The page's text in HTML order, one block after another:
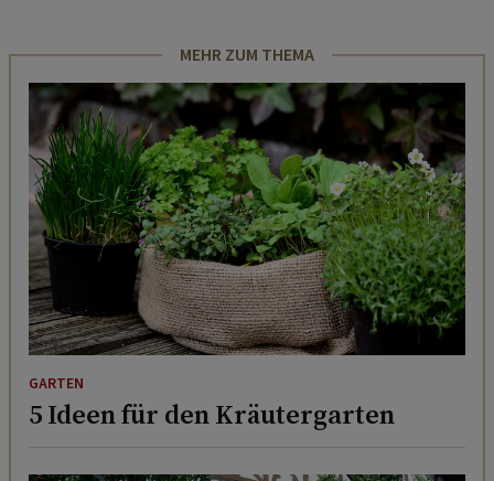
MEHR ZUM THEMA
GARTEN
5 Ideen für den Kräutergarten